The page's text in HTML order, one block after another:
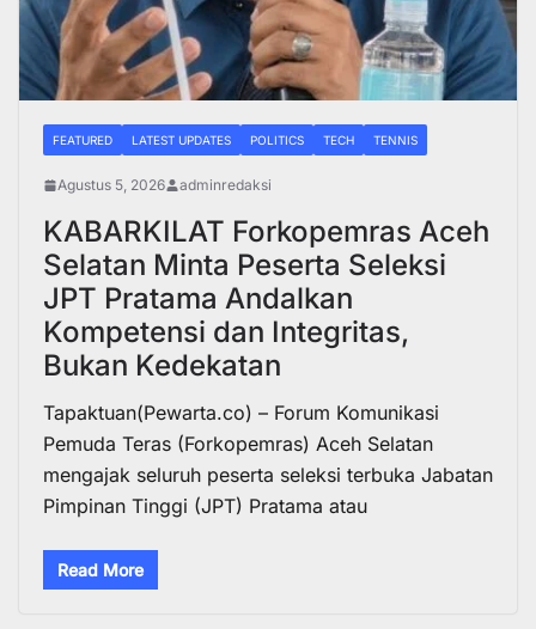
FEATURED LATEST UPDATES POLITICS TECH TENNIS
Agustus 5, 2026 adminredaksi
KABARKILAT Forkopemras Aceh
Selatan Minta Peserta Seleksi
JPT Pratama Andalkan
Kompetensi dan Integritas,
Bukan Kedekatan
Tapaktuan(Pewarta.co) – Forum Komunikasi
Pemuda Teras (Forkopemras) Aceh Selatan
mengajak seluruh peserta seleksi terbuka Jabatan
Pimpinan Tinggi (JPT) Pratama atau
Read More